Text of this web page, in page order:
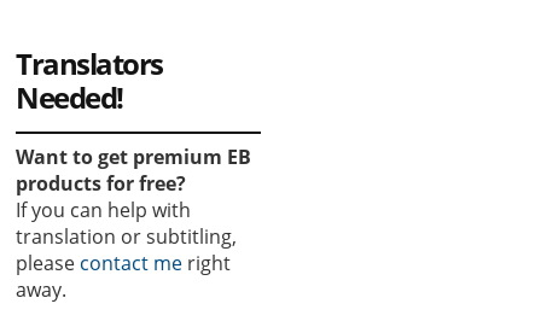
Translators
Needed!
Want to get premium EB
products for free?
If you can help with
translation or subtitling,
please contact me right
away.